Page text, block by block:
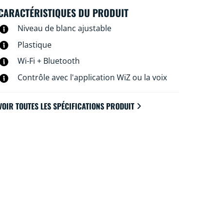
DU PRODUIT
Niveau de blanc ajustable
Plastique
Wi-Fi + Bluetooth
Contrôle avec l'application WiZ ou la voix
TOUTES LES SPÉCIFICATIONS PRODUIT